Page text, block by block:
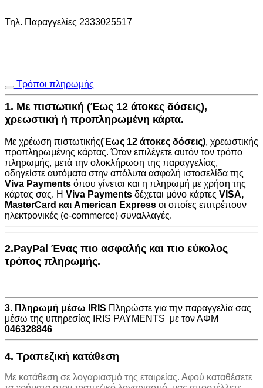
Τηλ. Παραγγελίες 2333025517
Τρόποι πληρωμής
1. Με πιστωτική (Έως 12 άτοκες δόσεις),
χρεωστική ή προπληρωμένη κάρτα.
Με χρέωση πιστωτικής(Έως 12 άτοκες δόσεις), χρεωστικής
προπληρωμένης κάρτας. Όταν επιλέγετε αυτόν τον τρόπο
πληρωμής, μετά την ολοκλήρωση της παραγγελίας,
οδηγείστε αυτόματα στην απόλυτα ασφαλή ιστοσελίδα της
Viva Payments όπου γίνεται και η πληρωμή με χρήση της
κάρτας σας. Η Viva Payments δέχεται μόνο κάρτες VISA,
MasterCard και American Express οι οποίες επιτρέπουν
ηλεκτρονικές (e-commerce) συναλλαγές.
2.PayPal Ένας πιο ασφαλής και πιο εύκολος
τρόπος πληρωμής.
3. Πληρωμή μέσω IRIS Πληρώστε για την παραγγελία σας
μέσω της υπηρεσίας IRIS PAYMENTS με τον ΑΦΜ
046328846
4. Τραπεζική κατάθεση
Με κατάθεση σε λογαριασμό της εταιρείας. Αφού καταθέσετε